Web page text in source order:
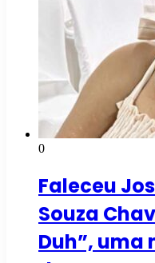
0
Faleceu
Souza
Duh”, uma